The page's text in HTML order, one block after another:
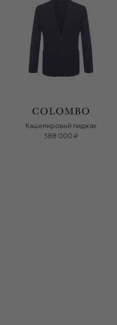
Кашемировый пиджак
588 000 ₽